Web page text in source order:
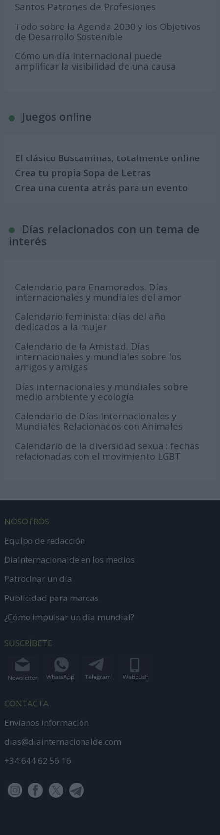
Santos Patrones de Profesiones
Todo sobre la Agenda 2030 y los Objetivos
de Desarrollo Sostenible
Cómo un día internacional puede
amplificar la visibilidad de una causa
Juegos online
El clásico Buscaminas, totalmente online
Crea tu propia Sopa de Letras
Crea una cuenta atrás para un evento
Días relacionados con un tema de
interés
Calendario para Enamorados. Días
internacionales y mundiales del amor
Calendario feminista: días del año
dedicados a la mujer
Calendario de la Amistad. Días
internacionales y mundiales sobre los
amigos y amigas
Días internacionales y mundiales sobre
medio ambiente y ecología
Calendario de Días Internacionales y
Mundiales Relacionados con Animales
Calendario de la diversidad sexual: fechas
relacionadas con el movimiento LGBT
NOSOTROS
Equipo de redacción
DiaInternacionalde en los medios
Patrocinar un día
Publicidad para marcas
¿Cómo impulsar un día mundial?
SUSCRÍBETE
CONTACTA
Envíanos información
dias@diainternacionalde.com
+34 644 62 56 16